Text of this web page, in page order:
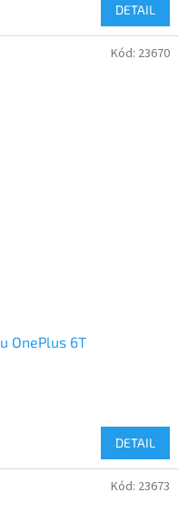
DETAIL
OnePlus 6T
DETAIL
Kód: 23670
Kód: 23673